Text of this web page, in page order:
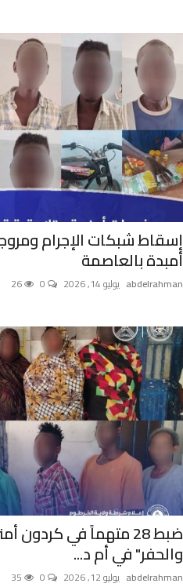
إسقاط شبكات الإجرام
أمبدة بالعاصمة
abdelrahman يوليو 14, 2026 26
ضبط 28 متهماً في كردون
والحفر" في أم د...
abdelrahman يوليو 12, 2026